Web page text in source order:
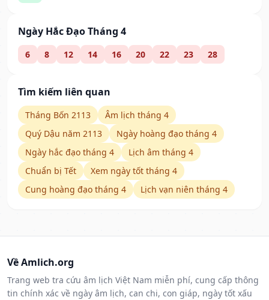
Ngày Hắc Đạo Tháng 4
6 8 12 14 16 20 22 23 28
Tìm kiếm liên quan
Tháng Bốn 2113
Âm lịch tháng 4
Quý Dậu năm 2113
Ngày hoàng đạo tháng 4
Ngày hắc đạo tháng 4
Lịch âm tháng 4
Chuẩn bị Tết
Xem ngày tốt tháng 4
Cung hoàng đạo tháng 4
Lịch vạn niên tháng 4
Về Amlich.org
Trang web tra cứu âm lịch Việt Nam miễn phí, cung cấp thông
tin chính xác về ngày âm lịch, can chi, con giáp, ngày tốt xấu